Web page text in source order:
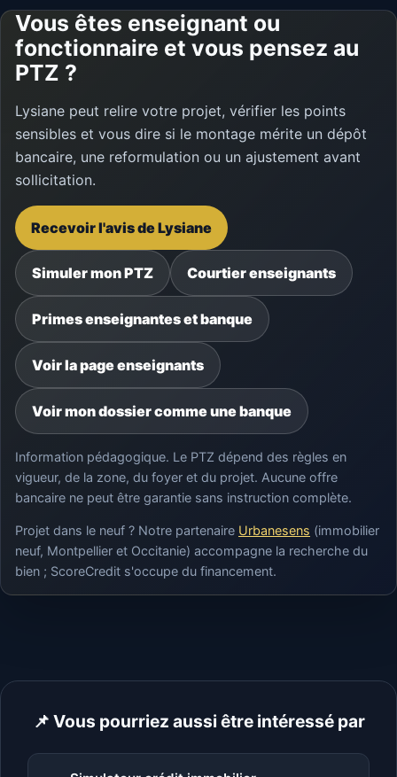
Vous êtes enseignant ou
fonctionnaire et vous pensez au
PTZ ?
Lysiane peut relire votre projet, vérifier les points
sensibles et vous dire si le montage mérite un dépôt
bancaire, une reformulation ou un ajustement avant
sollicitation.
Recevoir l'avis de Lysiane
Simuler mon PTZ Courtier enseignants
Primes enseignantes et banque
Voir la page enseignants
Voir mon dossier comme une banque
Information pédagogique. Le PTZ dépend des règles en
vigueur, de la zone, du foyer et du projet. Aucune offre
bancaire ne peut être garantie sans instruction complète.
Projet dans le neuf ? Notre partenaire Urbanesens (immobilier
neuf, Montpellier et Occitanie) accompagne la recherche du
bien ; ScoreCredit s'occupe du financement.
📌 Vous pourriez aussi être intéressé par